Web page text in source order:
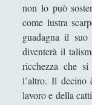
► Sicurezza e
► Storia della
► Utilità (12)
► Venere in
non lo può
come lustra
guadagna il
diventerà il
ricchezza che
l’altro. Il decino
lavoro e della